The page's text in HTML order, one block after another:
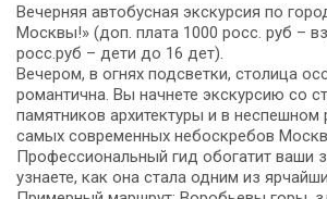
Вечерняя автобусная экскурсия по
Москвы!» (доп. плата 1000 росс. руб –
росс.руб – дети до 16 дет).
Вечером, в огнях подсветки, столица
романтична. Вы начнете экскурсию со
памятников архитектуры и в
самых современных небоскребов
Профессиональный гид обогатит ваши
узнаете, как она стала одним из